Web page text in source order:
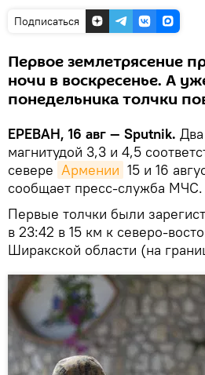
Подписаться
Первое землетрясение
ночи в воскресенье. А
понедельника толчки
ЕРЕВАН, 16 авг — Sputnik.
магнитудой 3,3 и 4,5
севере Армении 15 и 16
сообщает пресс-служба МЧС.
Первые толчки были
в 23:42 в 15 км к северо-
Ширакской области (на